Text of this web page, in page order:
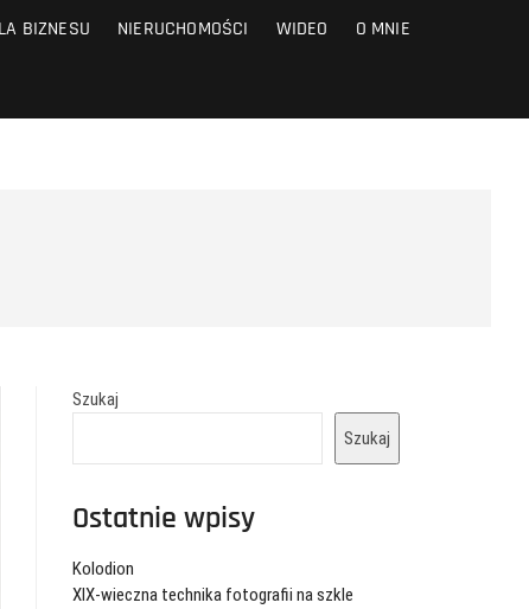
BIZNESU NIERUCHOMOŚCI WIDEO O MNIE
Szukaj
Szukaj
Ostatnie wpisy
Kolodion
XIX-wieczna technika fotografii na szkle